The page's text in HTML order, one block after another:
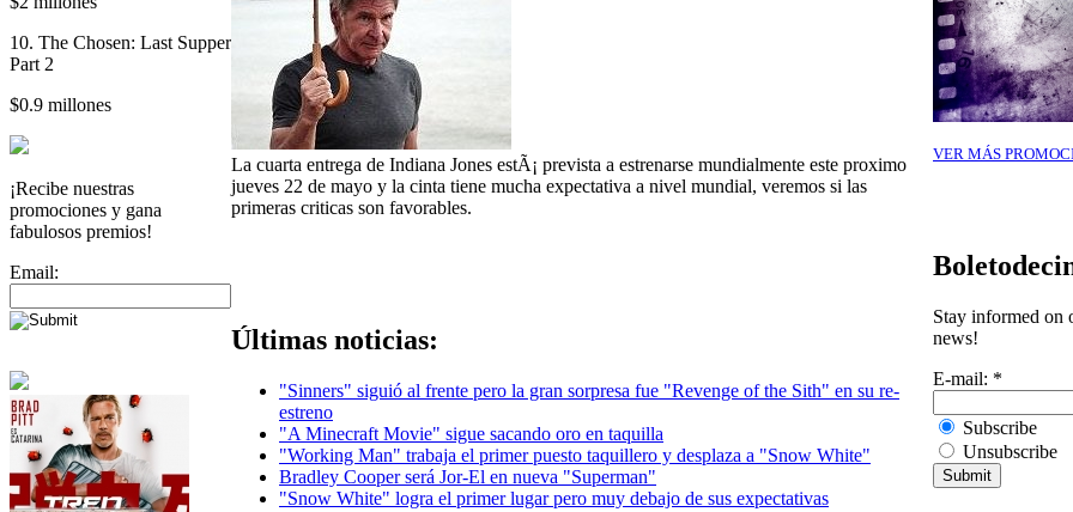
10. The Chosen: Last Supper
Part 2
$0.9 millones
¡Recibe nuestras
promociones y gana
fabulosos premios!
Email:
La cuarta entrega de Indiana Jones estÃ¡ prevista a estrenarse mundialmente este proximo
jueves 22 de mayo y la cinta tiene mucha expectativa a nivel mundial, veremos si las
primeras criticas son favorables.
Últimas noticias:
"Sinners" siguió al frente pero la gran sorpresa fue "Revenge of the Sith" en su re-
estreno
"A Minecraft Movie" sigue sacando oro en taquilla
"Working Man" trabaja el primer puesto taquillero y desplaza a "Snow White"
Bradley Cooper será Jor-El en nueva "Superman"
"Snow White" logra el primer lugar pero muy debajo de sus expectativas
VER MÁS
Stay informed on
news!
E-mail: *
Subscribe
Unsubscribe